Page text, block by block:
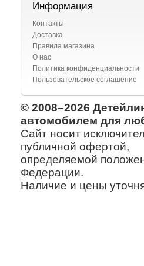
Информация
Контакты
Доставка
Правила магазина
О нас
Политика конфиденциальности
Пользовательское соглашение
© 2008–2026
автомобилем для
Сайт носит
публичной офертой,
определяемой
Федерации.
Наличие и цены